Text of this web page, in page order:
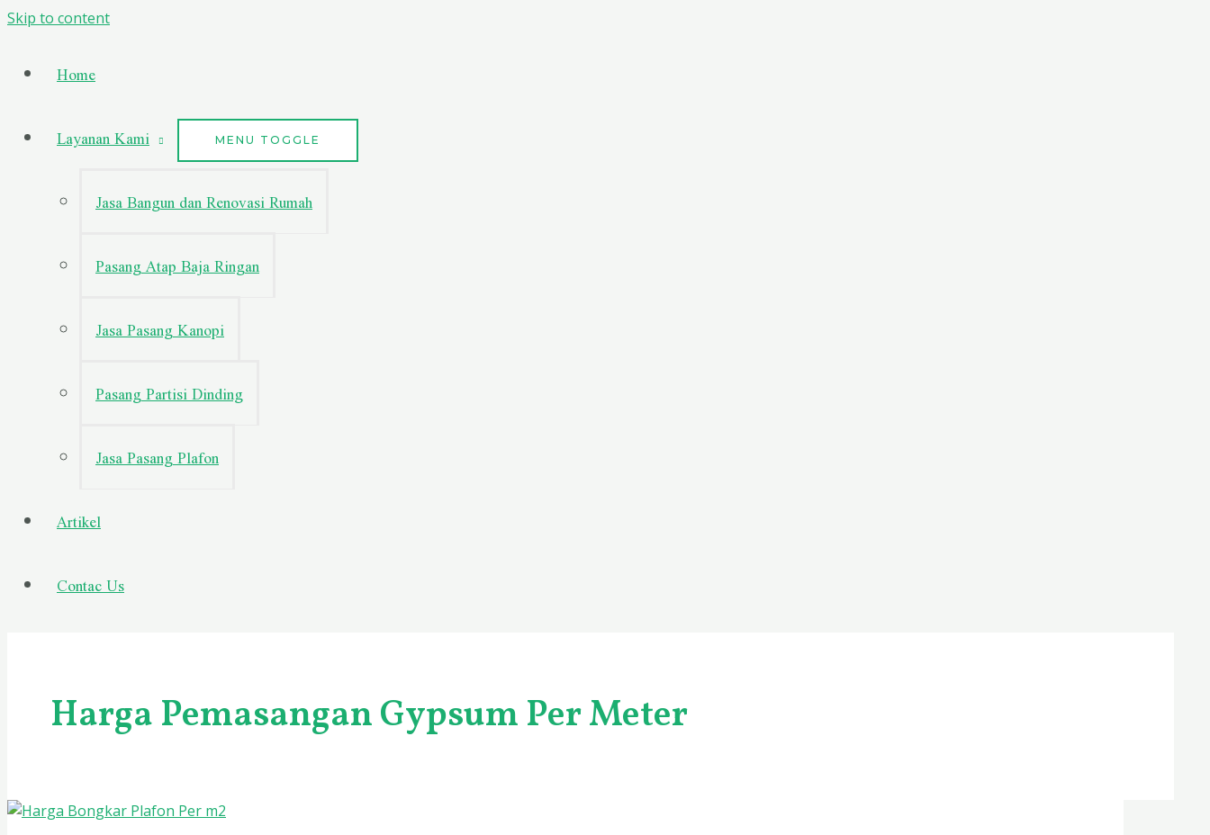
Skip to content
Home
Layanan Kami
MENU TOGGLE
Jasa Bangun dan Renovasi Rumah
Pasang Atap Baja Ringan
Jasa Pasang Kanopi
Pasang Partisi Dinding
Jasa Pasang Plafon
Artikel
Contac Us
Harga Pemasangan Gypsum Per Meter